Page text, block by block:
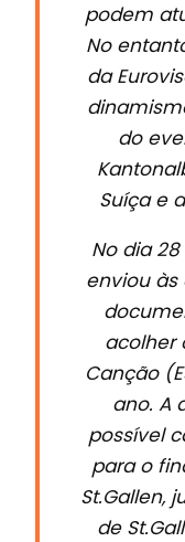
podem
No
da
do
Suíça e
No dia
enviou às
acolher
Canção
ano. A
possível
para o
St.Gallen,
de